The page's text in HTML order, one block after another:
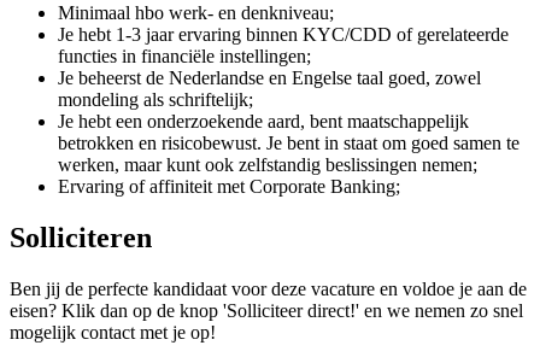
Minimaal hbo werk- en denkniveau;
Je hebt 1-3 jaar ervaring binnen KYC/CDD of gerelateerde
functies in financiële instellingen;
Je beheerst de Nederlandse en Engelse taal goed, zowel
mondeling als schriftelijk;
Je hebt een onderzoekende aard, bent maatschappelijk
betrokken en risicobewust. Je bent in staat om goed samen te
werken, maar kunt ook zelfstandig beslissingen nemen;
Ervaring of affiniteit met Corporate Banking;
Solliciteren
Ben jij de perfecte kandidaat voor deze vacature en voldoe je aan de
eisen? Klik dan op de knop 'Solliciteer direct!' en we nemen zo snel
mogelijk contact met je op!